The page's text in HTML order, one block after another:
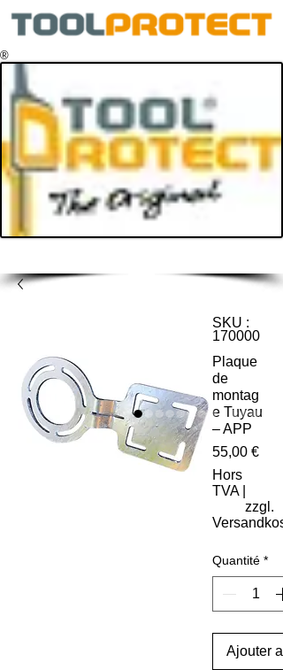
®
SKU :
170000
Plaque
de
montag
e Tuyau
– APP
55,00 €Prix
Hors
TVA|
zzgl.
Quantité *
Ajouter